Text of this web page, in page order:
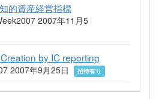
的資産経営指標
2007年11月5
by IC reporting
2007年9月25日 招待有り